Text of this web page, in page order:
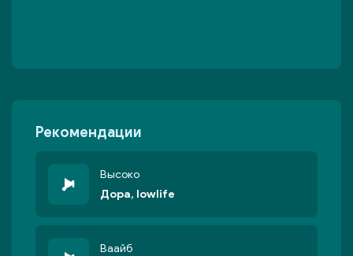
Рекомендации
Высоко
Дора, lowlife
Ваайб